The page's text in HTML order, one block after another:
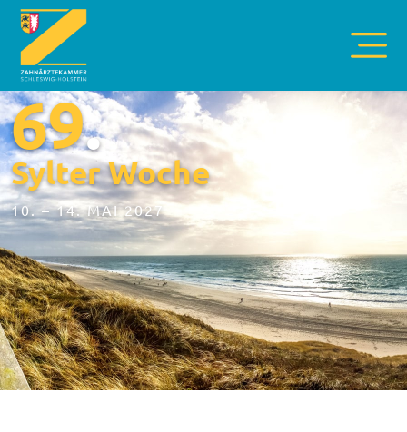
69.
Sylter Woche
10. – 14. MAI 2027